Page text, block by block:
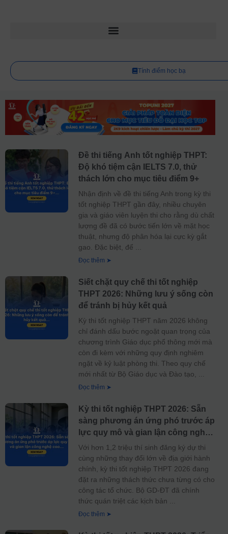
Tính điểm học bạ
Đề thi tiếng Anh tốt nghiệp THPT:
Độ khó tiệm cận IELTS 7.0, thử
thách lớn cho mục tiêu điểm 9+
Nhận định về đề thi tiếng Anh trong kỳ thi
tốt nghiệp THPT gần đây, nhiều chuyên
gia và giáo viên luyện thi cho rằng dù chất
lượng đề đã có bước tiến lớn về mặt học
thuật, nhưng độ phân hóa lại cực kỳ gắt
gao. Đặc biệt, để
Đọc thêm ➤
Siết chặt quy chế thi tốt nghiệp
THPT 2026: Những lưu ý sống còn
để tránh bị hủy kết quả
Kỳ thi tốt nghiệp THPT năm 2026 không
chỉ đánh dấu bước ngoặt quan trọng của
chương trình Giáo dục phổ thông mới mà
còn đi kèm với những quy định nghiêm
ngặt về kỷ luật phòng thi. Theo quy chế
mới nhất từ Bộ Giáo dục và Đào tạo,
Đọc thêm ➤
Kỳ thi tốt nghiệp THPT 2026: Sẵn
sàng phương án ứng phó trước áp
lực quy mô và gian lận công nghệ
cao
Với hơn 1,2 triệu thí sinh đăng ký dự thi
cùng những thay đổi lớn về địa giới hành
chính, kỳ thi tốt nghiệp THPT 2026 đang
đặt ra những thách thức chưa từng có cho
công tác tổ chức. Bộ GD-ĐT đã chính
thức quán triệt các kịch bản
Đọc thêm ➤